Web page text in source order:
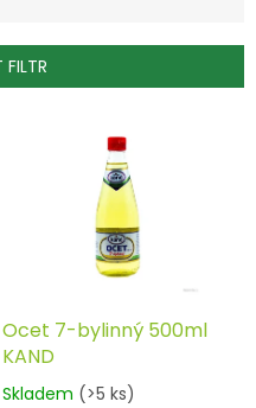
Ocet 7-bylinný 500ml
KAND
Skladem (>5 ks)